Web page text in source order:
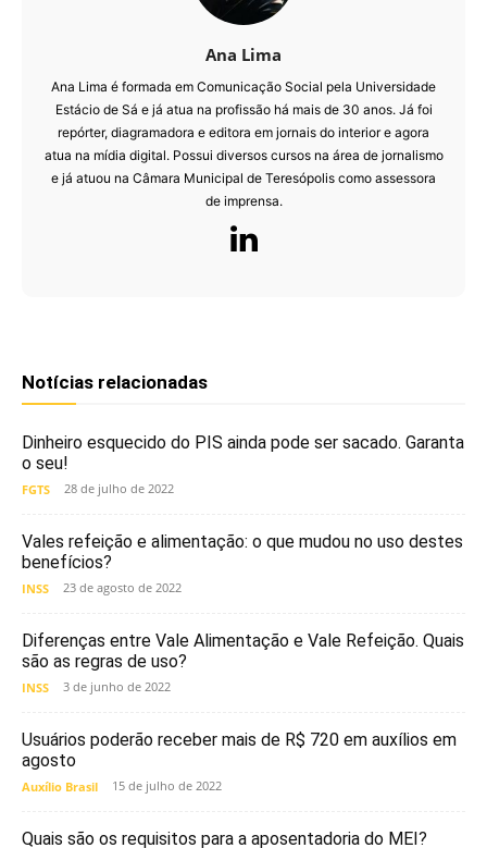
Ana Lima
Ana Lima é formada em Comunicação Social pela Universidade
Estácio de Sá e já atua na profissão há mais de 30 anos. Já foi
repórter, diagramadora e editora em jornais do interior e agora
atua na mídia digital. Possui diversos cursos na área de jornalismo
e já atuou na Câmara Municipal de Teresópolis como assessora
de imprensa.
Notícias relacionadas
Dinheiro esquecido do PIS ainda pode ser sacado. Garanta
o seu!
FGTS 28 de julho de 2022
Vales refeição e alimentação: o que mudou no uso destes
benefícios?
INSS 23 de agosto de 2022
Diferenças entre Vale Alimentação e Vale Refeição. Quais
são as regras de uso?
INSS 3 de junho de 2022
Usuários poderão receber mais de R$ 720 em auxílios em
agosto
Auxílio Brasil 15 de julho de 2022
Quais são os requisitos para a aposentadoria do MEI?